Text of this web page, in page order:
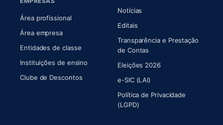
Área profissional
Área empresa
Entidades de classe
Instituições de ensino
Clube de Descontos
Notícias
Editais
Transparência e Prestação
de Contas
Eleições 2026
e-SIC (LAI)
Política de Privacidade
(LGPD)